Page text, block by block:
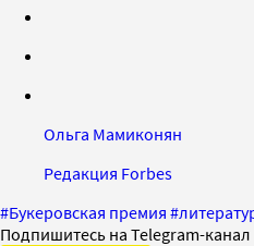
Ольга Мамиконян
Редакция Forbes
#Букеровская премия #
Подпишитесь на Telegram-